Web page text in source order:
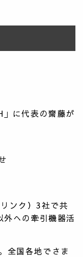
に代表の齋藤が
ンク）3社で共
への牽引機器活
全国各地でさま